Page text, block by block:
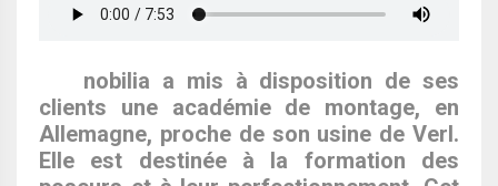
nobilia a mis à disposition de ses
clients une académie de montage, en
Allemagne, proche de son usine de Verl.
Elle est destinée à la formation des